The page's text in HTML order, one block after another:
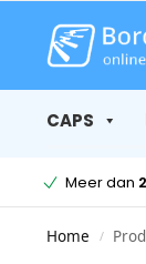
CAPS
Meer dan
Home /